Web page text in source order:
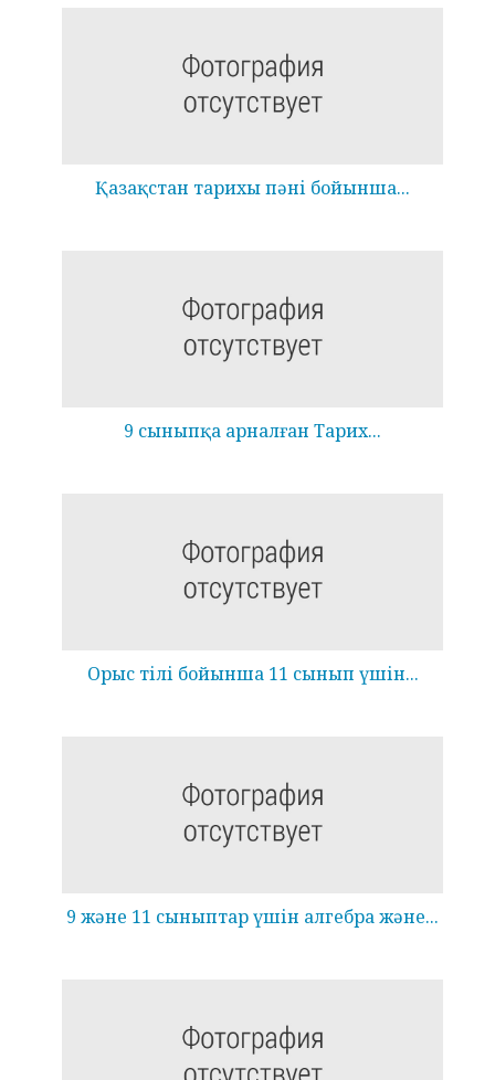
Қазақстан тарихы пәні бойынша...
9 сыныпқа арналған Тарих...
Орыс тілі бойынша 11 сынып үшін...
9 және 11 сыныптар үшін алгебра және...